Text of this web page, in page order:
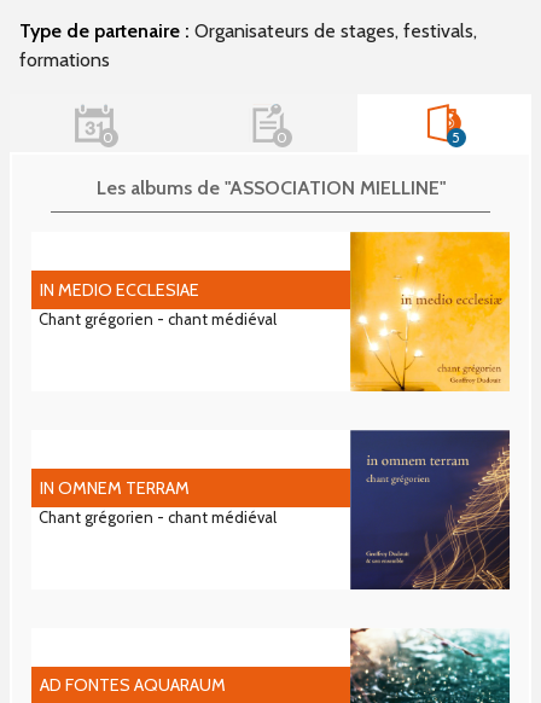
Type de partenaire : Organisateurs de stages, festivals,
formations
0 0 5
Les albums de "ASSOCIATION MIELLINE"
IN MEDIO ECCLESIAE
Chant grégorien - chant médiéval
IN OMNEM TERRAM
Chant grégorien - chant médiéval
AD FONTES AQUARAUM